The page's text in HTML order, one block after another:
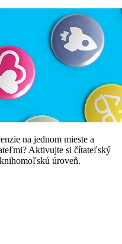
na jednom mieste a
Aktivujte si čítateľský
úroveň.